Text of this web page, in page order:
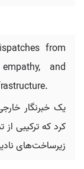
from
and
یک خبرنگار
کرد که ترکیبی
زیرساخت‌های